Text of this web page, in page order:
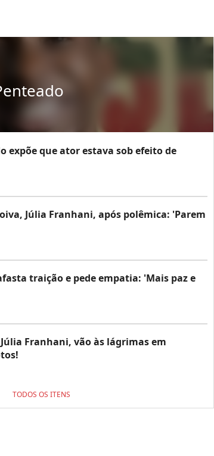
expõe que ator estava sob efeito de
Júlia Franhani, após polêmica: 'Parem
traição e pede empatia: 'Mais paz e
Franhani, vão às lágrimas em
TODOS OS ITENS